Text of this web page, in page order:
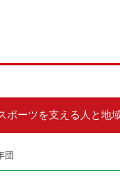
ポーツを支える人と地
団